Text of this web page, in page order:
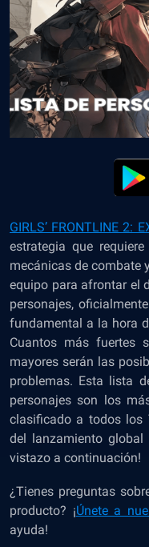
GIRLS’ FRONTLINE 2:
estrategia que
mecánicas de combate
equipo para afrontar el
personajes,
fundamental a la hora
Cuantos más fuertes
mayores serán las
problemas. Esta lista
personajes son los
clasificado a todos los
del lanzamiento global
vistazo a continuación!
¿Tienes preguntas
producto? ¡Únete a
ayuda!